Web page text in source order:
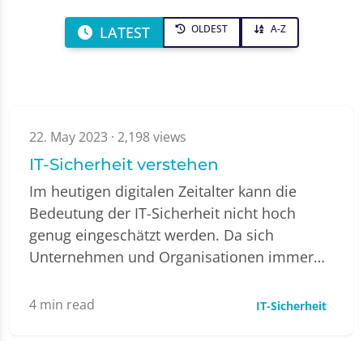
LATEST OLDEST A-Z
22. May 2023 · 2,198 views
IT-Sicherheit verstehen
Im heutigen digitalen Zeitalter kann die
Bedeutung der IT-Sicherheit nicht hoch
genug eingeschätzt werden. Da sich
Unternehmen und Organisationen immer…
4 min read IT-Sicherheit